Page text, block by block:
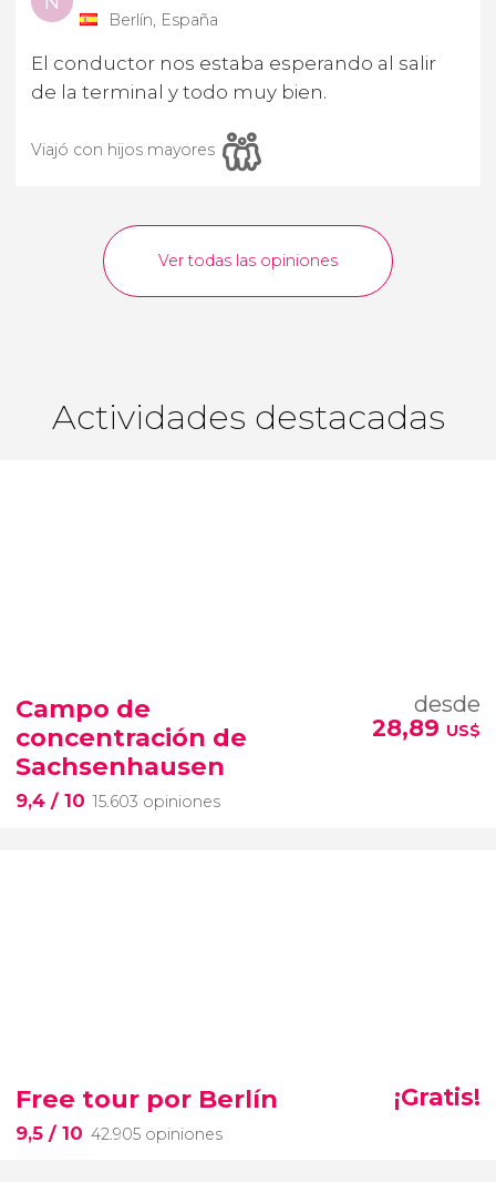
Berlín, España
El conductor nos estaba esperando al salir
de la terminal y todo muy bien.
Viajó con hijos mayores
Ver todas las opiniones
Actividades destacadas
Campo de
concentración de
Sachsenhausen
9,4 / 10 15.603 opiniones
desde
28,89 US$
Free tour por Berlín
9,5 / 10 42.905 opiniones
¡Gratis!